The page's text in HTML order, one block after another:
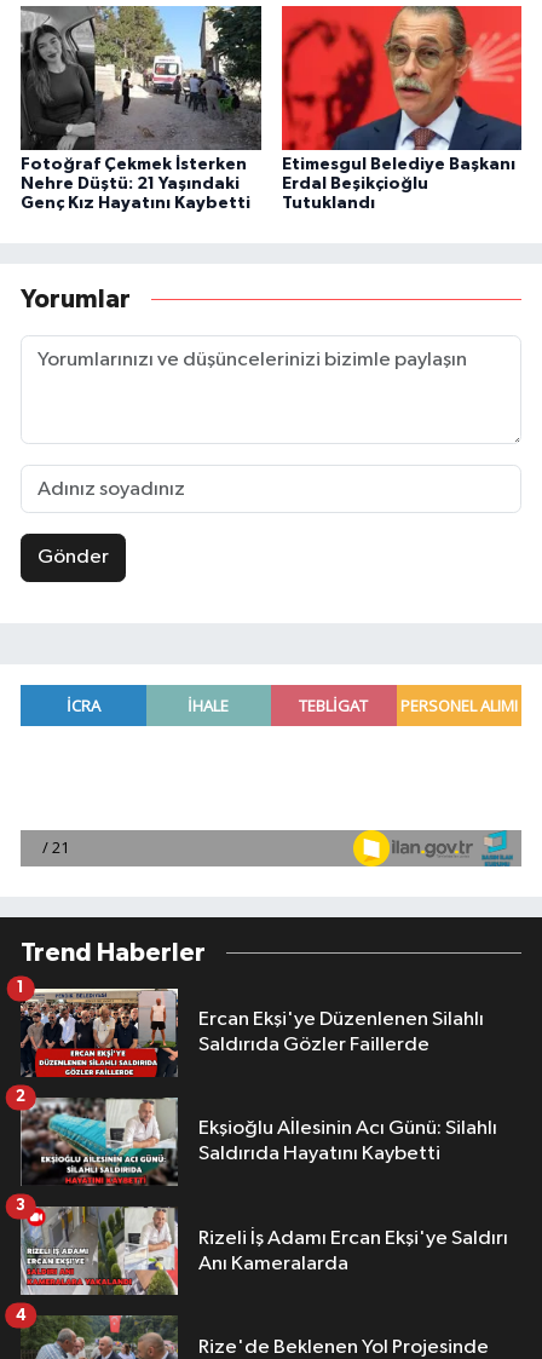
Fotoğraf Çekmek İsterken
Nehre Düştü: 21 Yaşındaki
Genç Kız Hayatını Kaybetti
Etimesgul Belediye Başkanı
Erdal Beşikçioğlu
Tutuklandı
Yorumlar
Gönder
Trend Haberler
Ercan Ekşi'ye Düzenlenen Silahlı
Saldırıda Gözler Faillerde
1
Ekşioğlu Aİlesinin Acı Günü: Silahlı
Saldırıda Hayatını Kaybetti
2
Rizeli İş Adamı Ercan Ekşi'ye Saldırı
Anı Kameralarda
3
Rize'de Beklenen Yol Projesinde
4